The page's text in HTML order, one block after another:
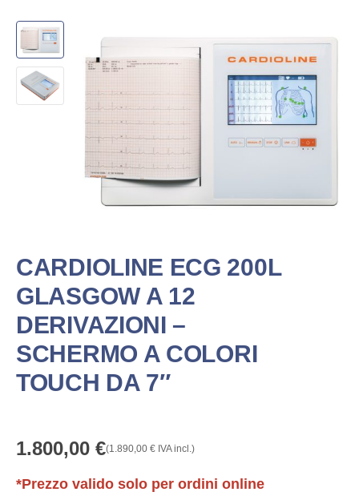
CARDIOLINE ECG 200L
GLASGOW A 12
DERIVAZIONI –
SCHERMO A COLORI
TOUCH DA 7″
1.800,00 €(1.890,00 € IVA incl.)
*Prezzo valido solo per ordini online